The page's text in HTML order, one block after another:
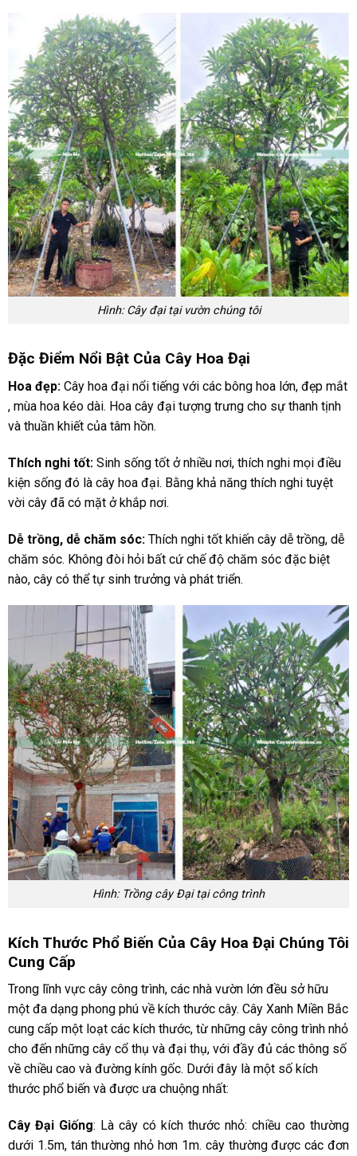
Hình: Cây đại tại vườn chúng tôi
Đặc Điểm Nổi Bật Của Cây Hoa Đại
Hoa đẹp:Cây hoa đại nổi tiếng với các bông hoa lớn, đẹp mắt
, mùa hoa kéo dài. Hoa cây đại tượng trưng cho sự thanh tịnh
và thuần khiết của tâm hồn.
Thích nghi tốt:Sinh sống tốt ở nhiều nơi, thích nghi mọi điều
kiện sống đó là cây hoa đại. Bằng khả năng thích nghi tuyệt
vời cây đã có mặt ở khắp nơi.
Dễ trồng, dễ chăm sóc:Thích nghi tốt khiến cây dễ trồng, dễ
chăm sóc. Không đòi hỏi bất cứ chế độ chăm sóc đặc biệt
nào, cây có thể tự sinh trưởng và phát triển.
Hình: Trồng cây Đại tại công trình
Kích Thước Phổ Biến Của Cây Hoa Đại Chúng Tôi
Cung Cấp
Trong lĩnh vực cây công trình, các nhà vườn lớn đều sở hữu
một đa dạng phong phú về kích thước cây. Cây Xanh Miền Bắc
cung cấp một loạt các kích thước, từ những cây công trình nhỏ
cho đến những cây cổ thụ và đại thụ, với đầy đủ các thông số
về chiều cao và đường kính gốc. Dưới đây là một số kích
thước phổ biến và được ưa chuộng nhất:
Cây Đại Giống: Là cây có kích thước nhỏ: chiều cao thường
dưới 1.5m, tán thường nhỏ hơn 1m. cây thường được các đơn